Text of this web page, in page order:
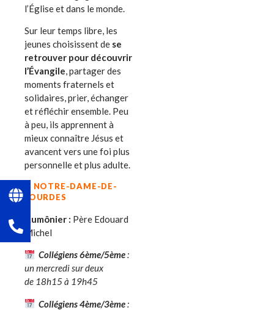
l’Église et dans le monde.
Sur leur temps libre, les
jeunes choisissent de se
retrouver pour découvrir
l’Évangile, partager des
moments fraternels et
solidaires, prier, échanger
et réfléchir ensemble. Peu
à peu, ils apprennent à
mieux connaître Jésus et
avancent vers une foi plus
personnelle et plus adulte.
À NOTRE-DAME-DE-
LOURDES
Aumônier : Père Edouard
Michel
Collégiens 6ème/5ème:
un mercredi sur deux
de 18h15 à 19h45
Collégiens 4ème/3ème: